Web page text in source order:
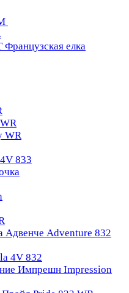
Французская елка
WR
833
Адвенче Adventure 832
4V 832
Импрешн Impression